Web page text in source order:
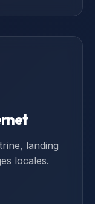
landing
locales.